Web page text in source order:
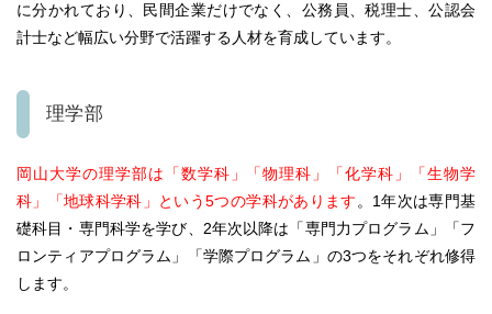
に分かれており、民間企業だけでなく、公務員、税理士、公認会
計士など幅広い分野で活躍する人材を育成しています。
理学部
岡山大学の理学部は「数学科」「物理科」「化学科」「生物学
科」「地球科学科」という5つの学科があります。 1年次は専門基
礎科目・専門科学を学び、2年次以降は「専門力プログラム」「フ
ロンティアプログラム」「学際プログラム」の3つをそれぞれ修得
します。